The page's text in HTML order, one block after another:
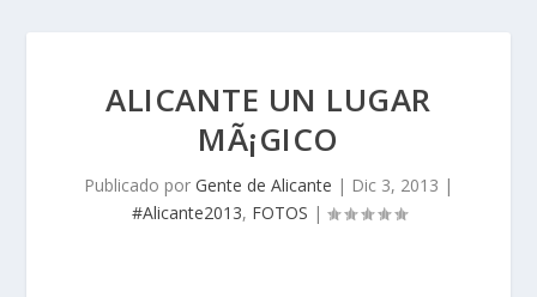
ALICANTE UN LUGAR
MÃ¡GICO
Publicado por Gente de Alicante | Dic 3, 2013 |
#Alicante2013, FOTOS |